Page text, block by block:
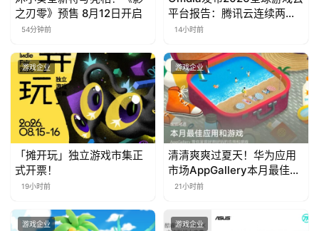
7
月
3
0
日
游
茶
对
接
之刃零》预售 8月12日开启
54分钟前
平台报告：腾讯云连续两年
入选“领导者”象限
14小时前
游戏企业
「摊开玩」独立游戏市集正
式开票！
19小时前
游戏企业
清清爽爽过夏天！华为应用
市场AppGallery本月最佳上
新，款款提升幸福感
21小时前
游戏企业 游戏企业